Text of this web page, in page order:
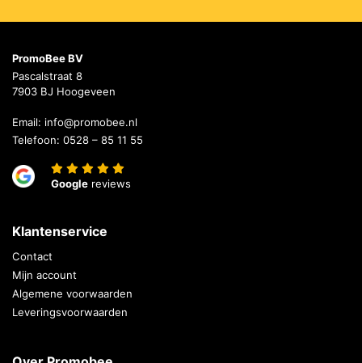
PromoBee BV
Pascalstraat 8
7903 BJ Hoogeveen
Email: info@promobee.nl
Telefoon: 0528 – 85 11 55
Google reviews
Klantenservice
Contact
Mijn account
Algemene voorwaarden
Leveringsvoorwaarden